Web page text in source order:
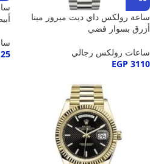
ساعة رولكس داي ديت ميرور مينا
أزرق بسوار فضي
ساعات رولكس رجالي
EGP 3110